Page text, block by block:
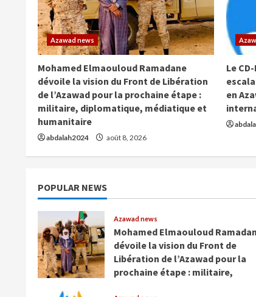
Azawad news
Mohamed Elmaouloud Ramadane
dévoile la vision du Front de Libération
de l’Azawad pour la prochaine étape :
militaire, diplomatique, médiatique et
humanitaire
abdalah2024 août 8, 2026
Le
en
POPULAR NEWS
Azawad news
Mohamed Elmaouloud
dévoile la vision du Front de
Libération de l’Azawad pour la
prochaine étape : militaire,